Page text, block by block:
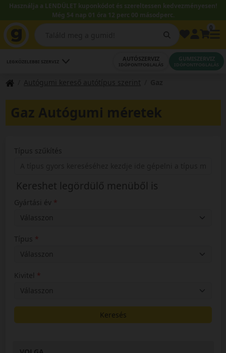
Használja a LENDÜLET kuponkódot és szereltessen kedvezményesen!
Még 54 nap 01 óra 12 perc 00 másodperc.
LEGKÖZELEBBI SZERVIZ AUTÓSZERVIZ
IDŐPONTFOGLALÁS
GUMISZERVIZ
IDŐPONTFOGLALÁS
Autógumi kereső autótípus szerint
Gaz Autógumi méretek
Típus szűkítés
Kereshet legördülő menüből is
Gyártási év
Típus
Kivitel
Keresés